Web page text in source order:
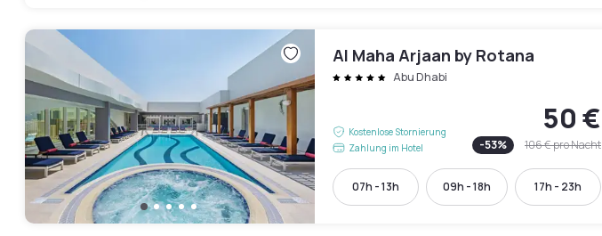
Al Maha Arjaan by Rotana
Abu Dhabi
Kostenlose Stornierung
Zahlung im Hotel
50 €
-53% 106 €pro Nacht
07h - 13h 09h - 18h 17h - 23h